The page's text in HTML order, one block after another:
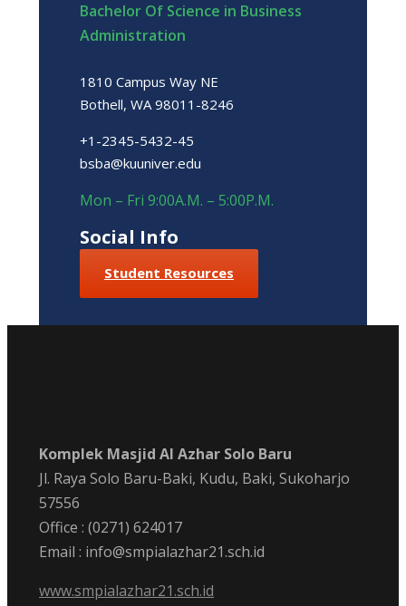
Bachelor Of Science in Business
Administration
1810 Campus Way NE
Bothell, WA 98011-8246
+1-2345-5432-45
bsba@kuuniver.edu
Mon – Fri 9:00A.M. – 5:00P.M.
Social Info
Student Resources
Komplek Masjid Al Azhar Solo Baru
Jl. Raya Solo Baru-Baki, Kudu, Baki, Sukoharjo
57556
Office : (0271) 624017
Email : info@smpialazhar21.sch.id
www.smpialazhar21.sch.id